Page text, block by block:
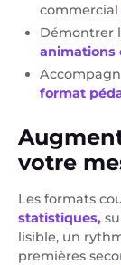
commercial
Démontrer
animations
format
votre
Les formats
statistiques,
lisible, un
premières